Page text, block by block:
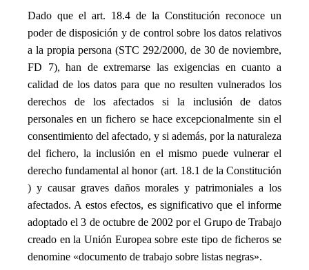
Dado que el art. 18.4 de la Constitución reconoce un
poder de disposición y de control sobre los datos relativos
a la propia persona (STC 292/2000, de 30 de noviembre,
FD 7), han de extremarse las exigencias en cuanto a
calidad de los datos para que no resulten vulnerados los
derechos de los afectados si la inclusión de datos
personales en un fichero se hace excepcionalmente sin el
consentimiento del afectado, y si además, por la naturaleza
del fichero, la inclusión en el mismo puede vulnerar el
derecho fundamental al honor (art. 18.1 de la Constitución
) y causar graves daños morales y patrimoniales a los
afectados. A estos efectos, es significativo que el informe
adoptado el 3 de octubre de 2002 por el Grupo de Trabajo
creado en la Unión Europea sobre este tipo de ficheros se
denomine «documento de trabajo sobre listas negras».